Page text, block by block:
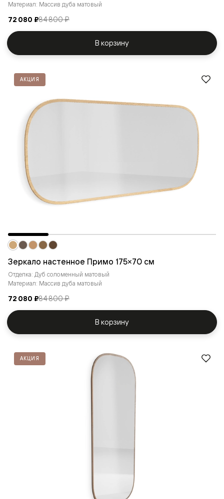
Материал: Массив дуба матовый
72 080 ₽84 800 ₽
В корзину
АКЦИЯ
Зеркало настенное Примо 175×70 см
Отделка: Дуб соломенный матовый
Материал: Массив дуба матовый
72 080 ₽84 800 ₽
В корзину
АКЦИЯ